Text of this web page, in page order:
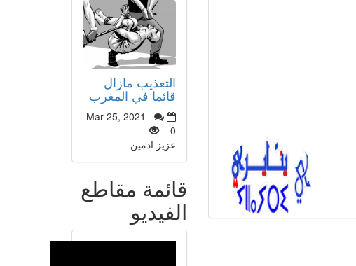
التعذيب مازال
قائما في المغرب
Mar 25, 2021
0
عزيز ادمين
قائمة مقاطع
الفيديو